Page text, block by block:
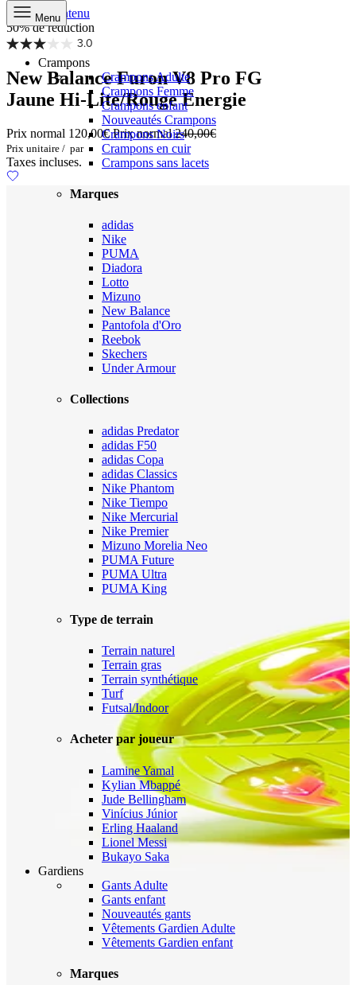
Aller au contenu
Menu
Crampons
Crampons Adulte
Crampons Femme
Crampons enfant
Nouveautés Crampons
Crampons Noirs
Crampons en cuir
Crampons sans lacets
Marques
adidas
Nike
PUMA
Diadora
Lotto
Mizuno
New Balance
Pantofola d'Oro
Reebok
Skechers
Under Armour
Collections
adidas Predator
adidas F50
adidas Copa
adidas Classics
Nike Phantom
Nike Tiempo
Nike Mercurial
Nike Premier
Mizuno Morelia Neo
PUMA Future
PUMA Ultra
PUMA King
Type de terrain
Terrain naturel
Terrain gras
Terrain synthétique
Turf
Futsal/Indoor
Acheter par joueur
Lamine Yamal
Kylian Mbappé
Jude Bellingham
Vinícius Júnior
Erling Haaland
Lionel Messi
Bukayo Saka
Gardiens
Gants Adulte
Gants enfant
Nouveautés gants
Vêtements Gardien Adulte
Vêtements Gardien enfant
Marques
50% de réduction
3.0
New Balance Furon V8 Pro FG
Jaune Hi-Lite/Rouge Energie
Prix normal 120,00€Prix normal 240,00€
Prix unitaire / par
Taxes incluses.